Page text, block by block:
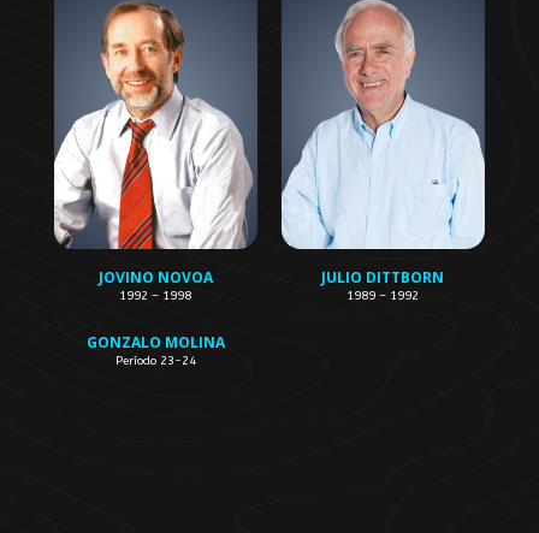
JOVINO NOVOA
1992 – 1998
JULIO DITTBORN
1989 – 1992
GONZALO MOLINA
Período 23-24